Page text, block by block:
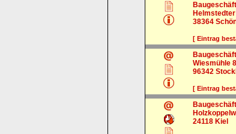
38364
[ Eintrag
Wiesmühle 8
96342
[ Eintrag
24118 Kiel